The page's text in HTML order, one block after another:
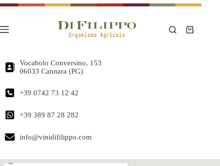
Salta
Carrello
Vocabolo Conversino, 153
06033 Cannara (PG)
+39 0742 73 12 42
+39 389 87 28 282
info@vinidifilippo.com